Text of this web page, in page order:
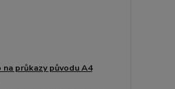
průkazy původu A4